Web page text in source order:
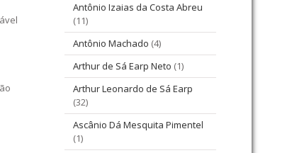
Antônio Izaias da Costa Abreu
(11)
Antônio Machado (4)
Arthur de Sá Earp Neto (1)
Arthur Leonardo de Sá Earp
(32)
Ascânio Dá Mesquita Pimentel
(1)